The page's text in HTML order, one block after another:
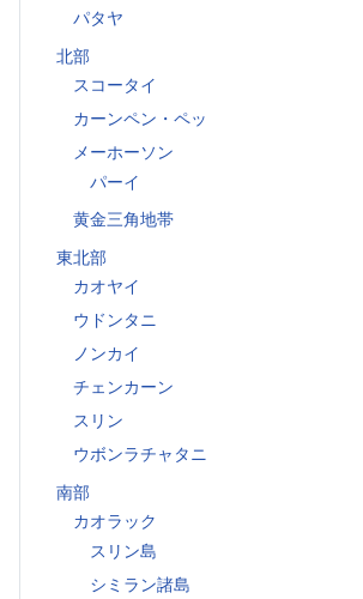
パタヤ
北部
スコータイ
カーンペン・ペッ
メーホーソン
パーイ
黄金三角地帯
東北部
カオヤイ
ウドンタニ
ノンカイ
チェンカーン
スリン
ウボンラチャタニ
南部
カオラック
スリン島
シミラン諸島